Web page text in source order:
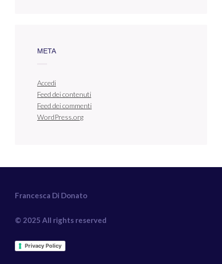
META
Accedi
Feed dei contenuti
Feed dei commenti
WordPress.org
Francesca Di Donato
© 2025 All rights reserved
Privacy Policy